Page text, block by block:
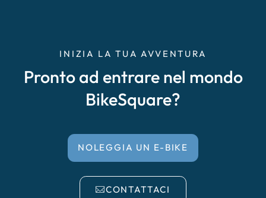
INIZIA LA TUA AVVENTURA
Pronto ad entrare nel mondo
BikeSquare?
NOLEGGIA UN E-BIKE
CONTATTACI